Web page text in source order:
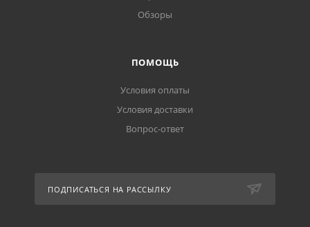
Обзоры
ПОМОЩЬ
Условия оплаты
Условия доставки
Вопрос-ответ
ПОДПИСАТЬСЯ НА РАССЫЛКУ